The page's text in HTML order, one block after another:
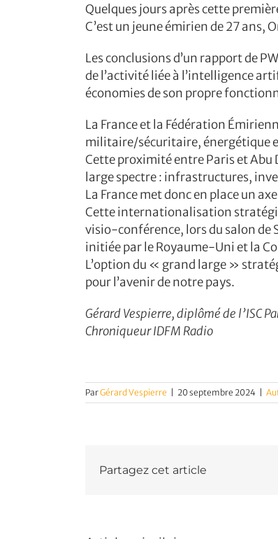
Quelques jours après cette
C’est un jeune émirien de 27 ans,
Les conclusions d’un rapport de
de l’activité liée à l’intelligence
économies de son propre
La France et la Fédération
militaire/sécuritaire, énergétique
Cette proximité entre Paris et Abu
large spectre : infrastructures,
La France met donc en place un
Cette internationalisation
visio-conférence, lors du salon de
initiée par le Royaume-Uni et la
L’option du « grand large »
pour l’avenir de notre pays.
Gérard Vespierre, diplômé de l’ISC
Chroniqueur IDFM Radio
ParGérard Vespierre 20 septembre 2024
Partagez cet article